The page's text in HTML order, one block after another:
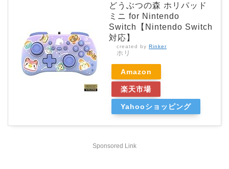
どうぶつの森 ホリパッド
ミニ for Nintendo
Switch【Nintendo Switch
対応】
created by Rinker
ホリ
Amazon
楽天市場
Yahooショッピング
Sponsored Link